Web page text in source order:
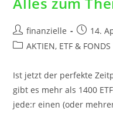
finanzielle
14.
AKTIEN, ETF & FONDS
Ist jetzt der perfekte
gibt es mehr als 1400
jede:r einen (oder